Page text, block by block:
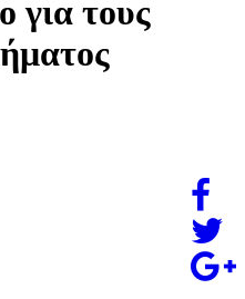
για τους